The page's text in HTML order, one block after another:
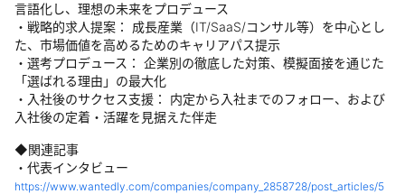
言語化し、理想の未来をプロデュース
・戦略的求人提案： 成長産業（IT/SaaS/コンサル等）を中心とし
た、市場価値を高めるためのキャリアパス提示
・選考プロデュース： 企業別の徹底した対策、模擬面接を通じた
「選ばれる理由」の最大化
・入社後のサクセス支援： 内定から入社までのフォロー、および
入社後の定着・活躍を見据えた伴走
◆関連記事
・代表インタビュー
https://www.wantedly.com/companies/company_2858728/post_articles/5